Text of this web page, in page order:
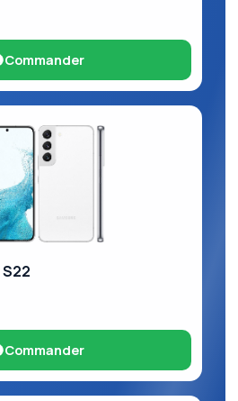
Commander
Commander